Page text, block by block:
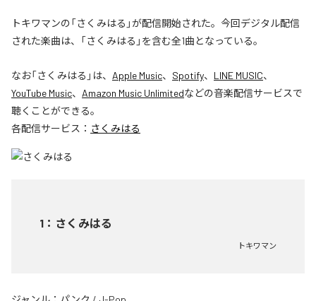
トキワマンの「さくみはる」が配信開始された。今回デジタル配信
された楽曲は、「さくみはる」を含む全1曲となっている。
なお「さくみはる 」は、 Apple Music、 Spotify、 LINE MUSIC、
YouTube Music、 Amazon Music Unlimitedなどの音楽配信サービスで
聴くことができる。
各配信サービス： さくみはる
1 ： さくみはる
トキワマン